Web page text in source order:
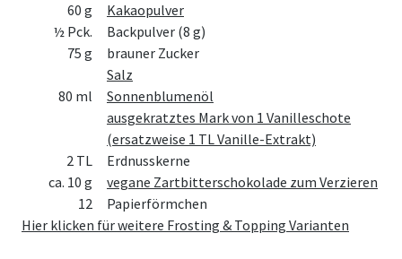
60 g
Kakaopulver
½ Pck.
Backpulver (8 g)
75 g
brauner Zucker
Salz
80 ml
Sonnenblumenöl
ausgekratztes Mark von 1 Vanilleschote
(ersatzweise 1 TL Vanille-Extrakt)
2 TL
Erdnusskerne
ca. 10 g
vegane Zartbitterschokolade zum Verzieren
12
Papierförmchen
Hier klicken für weitere Frosting & Topping Varianten